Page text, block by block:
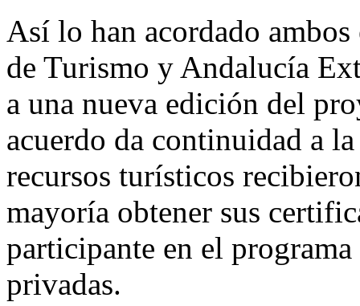
Así lo han acordado
de Turismo y Andalucía
a una nueva edición del
acuerdo da continuidad a
recursos turísticos
mayoría obtener sus
participante en el
privadas.